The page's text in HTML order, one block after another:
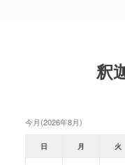
釈
今月(2026年8月)
日 月 火